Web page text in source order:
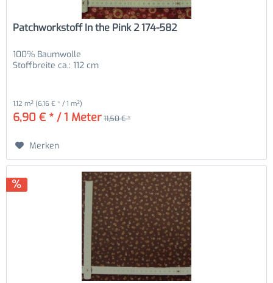
Patchworkstoff In the Pink 2 174-582
100% Baumwolle
Stoffbreite ca.: 112 cm
1.12 m² (6,16 € * / 1 m²)
6,90 € * / 1 Meter 11,50 € *
Merken